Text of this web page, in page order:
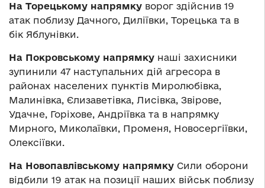
На Торецькому напрямку ворог здійснив 19
атак поблизу Дачного, Диліївки, Торецька та в
бік Яблунівки.
На Покровському напрямку наші захисники
зупинили 47 наступальних дій агресора в
районах населених пунктів Миролюбівка,
Малинівка, Єлизаветівка, Лисівка, Звірове,
Удачне, Горіхове, Андріївка та в напрямку
Мирного, Миколаївки, Променя, Новосергіївки,
Олексіївки.
На Новопавлівському напрямку Сили оборони
відбили 19 атак на позиції наших військ поблизу